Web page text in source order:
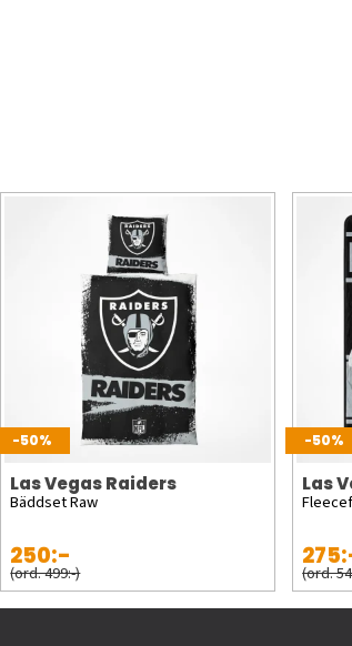
-50%
Las Vegas Raiders
Bäddset Raw
250:-
(ord. 499:-)
-50%
Las
(ord.